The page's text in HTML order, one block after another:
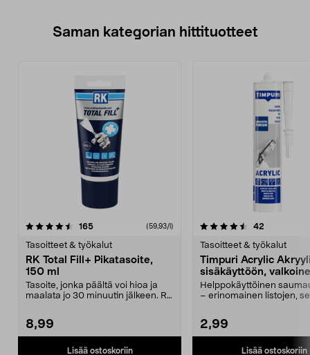
Saman kategorian hittituotteet
165arvostelut (59,93/l)
Tasoitteet & työkalut
RK Total Fill+ Pikatasoite,
150 ml
Tasoite, jonka päältä voi hioa ja
maalata jo 30 minuutin jälkeen. RK
8,99
Lisää ostoskoriin
4.5 viidestä
42
Tasoitteet & työkalut
Timpuri Acrylic
sisäkäyttöön,
ml
Helppokäyttöinen
– erinomainen listojen,
2,99
Lisää ostoskoriin
4.5 viidestä